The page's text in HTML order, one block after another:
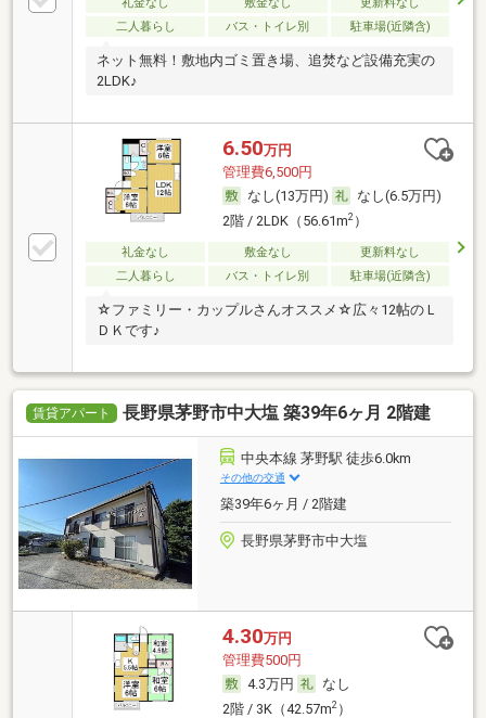
礼金なし 敷金なし
更新料なし
二人暮らし
バス・トイレ別 駐車場(近隣含)
ネット無料！敷地内ゴミ置き場、追焚など設備充実の
2LDK♪
6.50万円
管理費6,500円
なし(13万円)
なし(6.5万円)
2階 / 2LDK（56.61m2）
礼金なし 敷金なし
更新料なし
二人暮らし
バス・トイレ別 駐車場(近隣含)
☆ファミリー・カップルさんオススメ☆広々12帖のＬ
ＤＫです♪
賃貸アパート 長野県茅野市中大塩 築39年6ヶ月 2階建
中央本線 茅野駅 徒歩6.0km
その他の交通
築39年6ヶ月 / 2階建
長野県茅野市中大塩
4.30万円
管理費500円
4.3万円
なし
2階 / 3K（42.57m2）